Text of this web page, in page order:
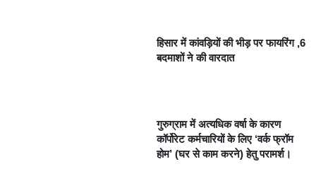
हिसार में कांवड़ियों की भीड़ पर फायरिंग ,6
बदमाशों ने की वारदात
गुरुग्राम में अत्यधिक वर्षा के कारण
कॉर्पोरेट कर्मचारियों के लिए ‘वर्क फ्रॉम
होम’ (घर से काम करने) हेतु परामर्श।